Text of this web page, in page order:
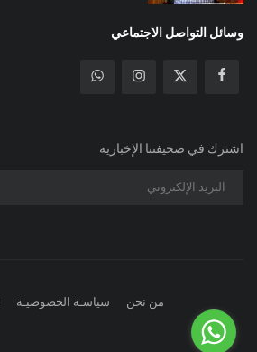
وسائل التواصل الاجتماعي
اشترك في صحيفتنا الإخبارية
من نحن سياسـة الخصوصيـة